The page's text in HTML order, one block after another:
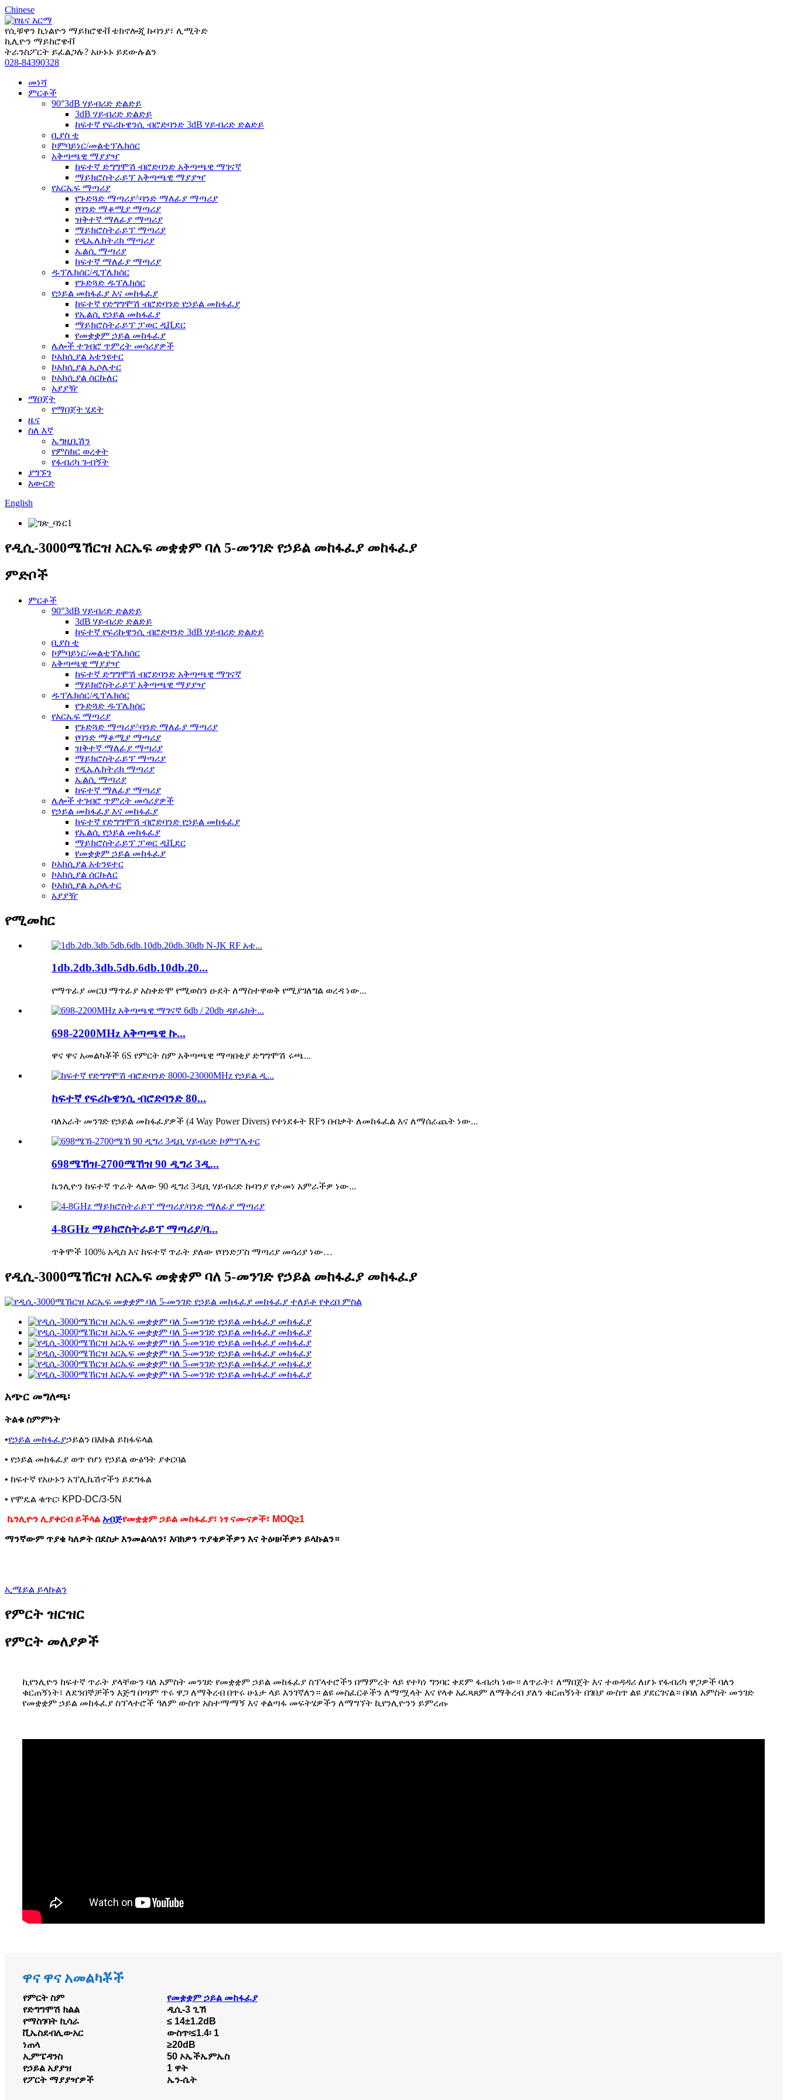
Chinese
የሲቹዋን ኪነልዮን ማይክሮዌቭ ቴክኖሎጂ ኩባንያ፣ ሊሚትድ
ኪሊዮን ማይክሮዌቭ
ትራንስፖርት ይፈልጋሉ? አሁኑኑ ይደውሉልን
028-84390328
መነሻ
ምርቶች
90°3dB ሃይብሪድ ድልድይ
3dB ሃይብሪድ ድልድይ
ከፍተኛ የፍሪኩዌንሲ ብሮድባንድ 3dB ሃይብሪድ ድልድይ
ቢያስ ቲ
ኮምባይነር/መልቲፕሌክሰር
አቅጣጫዊ ማያያዣ
ከፍተኛ ድግግሞሽ ብሮድባንድ አቅጣጫዊ ማገናኛ
ማይክሮስትራይፕ አቅጣጫዊ ማያያዣ
የአርኤፍ ማጣሪያ
የጉድጓድ ማጣሪያ^ባንድ ማለፊያ ማጣሪያ
የባንድ ማቆሚያ ማጣሪያ
ዝቅተኛ ማለፊያ ማጣሪያ
ማይክሮስትራይፕ ማጣሪያ
የዲኤሌክትሪክ ማጣሪያ
ኤልሲ ማጣሪያ
ከፍተኛ ማለፊያ ማጣሪያ
ዱፕሌክሰር/ዲፕሌክሰር
የጉድጓድ ዱፕሌክሰር
የኃይል መከፋፈያ እና መከፋፈያ
ከፍተኛ የድግግሞሽ ብሮድባንድ የኃይል መከፋፈያ
የኤልሲ የኃይል መከፋፈያ
ማይክሮስትራይፕ ፓወር ዲቪደር
የመቋቋም ኃይል መከፋፈያ
ሌሎች ተገብሮ ጥምረት መሳሪያዎች
ኮአክሲያል አቴንዩተር
ኮአክሲያል ኢሶሌተር
ኮአክሲያል ሰርኩለር
አያያዥ
ማበጀት
የማበጀት ሂደት
ዜና
ስለ እኛ
ኤግዚቢሽን
የምስክር ወረቀት
የፋብሪካ ጉብኝት
ያግኙን
አውርድ
English
የዲሲ-3000ሜኸርዝ አርኤፍ መቋቋም ባለ 5-መንገድ የኃይል መከፋፈያ መከፋፈያ
ምድቦች
ምርቶች
90°3dB ሃይብሪድ ድልድይ
3dB ሃይብሪድ ድልድይ
ከፍተኛ የፍሪኩዌንሲ ብሮድባንድ 3dB ሃይብሪድ ድልድይ
ቢያስ ቲ
ኮምባይነር/መልቲፕሌክሰር
አቅጣጫዊ ማያያዣ
ከፍተኛ ድግግሞሽ ብሮድባንድ አቅጣጫዊ ማገናኛ
ማይክሮስትራይፕ አቅጣጫዊ ማያያዣ
ዱፕሌክሰር/ዲፕሌክሰር
የጉድጓድ ዱፕሌክሰር
የአርኤፍ ማጣሪያ
የጉድጓድ ማጣሪያ^ባንድ ማለፊያ ማጣሪያ
የባንድ ማቆሚያ ማጣሪያ
ዝቅተኛ ማለፊያ ማጣሪያ
ማይክሮስትራይፕ ማጣሪያ
የዲኤሌክትሪክ ማጣሪያ
ኤልሲ ማጣሪያ
ከፍተኛ ማለፊያ ማጣሪያ
ሌሎች ተገብሮ ጥምረት መሳሪያዎች
የኃይል መከፋፈያ እና መከፋፈያ
ከፍተኛ የድግግሞሽ ብሮድባንድ የኃይል መከፋፈያ
የኤልሲ የኃይል መከፋፈያ
ማይክሮስትራይፕ ፓወር ዲቪደር
የመቋቋም ኃይል መከፋፈያ
ኮአክሲያል አቴንዩተር
ኮአክሲያል ሰርኩለር
ኮአክሲያል ኢሶሌተር
አያያዥ
የሚመከር
1db.2db.3db.5db.6db.10db.20...
የማጥፊያ መርህ ማጥፊያ አስቀድሞ የሚወስን ዑደት ለማስተዋወቅ የሚያገለግል ወረዳ ነው...
698-2200MHz አቅጣጫዊ ኩ...
ዋና ዋና አመልካቾች 6S የምርት ስም አቅጣጫዊ ማጣበቂያ ድግግሞሽ ሩጫ...
ከፍተኛ የፍሪኩዌንሲ ብሮድባንድ 80...
ባለአራት መንገድ የኃይል መከፋፈያዎች (4 Way Power Divers) የተነደፉት RFን በብቃት ለመከፋፈል እና ለማሰራጨት ነው...
698ሜኸዝ-2700ሜኸዝ 90 ዲግሪ 3ዲ...
ኬንሊዮን ከፍተኛ ጥራት ላለው 90 ዲግሪ 3ዲቢ ሃይብሪድ ኩባንያ የታመነ አምራችዎ ነው...
4-8GHz ማይክሮስትራይፕ ማጣሪያ/ባ...
ጥቅሞች 100% አዲስ እና ከፍተኛ ጥራት ያለው የባንድፓስ ማጣሪያ መሳሪያ ነው…
የዲሲ-3000ሜኸርዝ አርኤፍ መቋቋም ባለ 5-መንገድ የኃይል መከፋፈያ መከፋፈያ
አጭር መግለጫ፡
ትልቁ ስምምነት
•የኃይል መከፋፈያኃይልን በእኩል ይከፋፍላል
• የኃይል መከፋፈያ ወጥ የሆነ የኃይል ውፅዓት ያቀርባል
• ከፍተኛ የአሁኑን አፕሊኬሽኖችን ይደግፋል
• የሞዴል ቁጥር፡ KPD-DC/3-5N
ኬንሊዮን ሊያቀርብ ይችላል አብጅየመቋቋም ኃይል መከፋፈያ፣ ነፃ ናሙናዎች፣ MOQ≥1
ማንኛውም ጥያቄ ካለዎት በደስታ እንመልሳለን፣ እባክዎን ጥያቄዎችዎን እና ትዕዛዞችዎን ይላኩልን።
ኢሜይል ይላኩልን
የምርት ዝርዝር
የምርት መለያዎች
ኪየንሊዮን ከፍተኛ ጥራት ያላቸውን ባለ አምስት መንገድ የመቋቋም ኃይል መከፋፈያ ስፕላተሮችን በማምረት ላይ የተካነ ግንባር ቀደም ፋብሪካ ነው። ለጥራት፣ ለማበጀት እና ተወዳዳሪ ለሆኑ የፋብሪካ ዋጋዎች ባለን
ቁርጠኝነት፣ ለደንበኞቻችን እጅግ በጣም ጥሩ ዋጋ ለማቅረብ በጥሩ ሁኔታ ላይ እንገኛለን። ልዩ መስፈርቶችን ለማሟላት እና የላቀ አፈጻጸም ለማቅረብ ያለን ቁርጠኝነት በገበያ ውስጥ ልዩ ያደርገናል። በባለ አምስት መንገድ
የመቋቋም ኃይል መከፋፈያ ስፕላተሮች ዓለም ውስጥ አስተማማኝ እና ቀልጣፋ መፍትሄዎችን ለማግኘት ኪየንሊዮንን ይምረጡ
ዋና ዋና አመልካቾች
የምርት ስም
የመቋቋም ኃይል መከፋፈያ
የድግግሞሽ ክልል
ዲሲ-3 ጊኸ
የማስገባት ኪሳራ
≤ 14±1.2dB
ቪኤስደብሊውአር
ውስጥ፡≤1.4፡ 1
ነጠላ
≥20dB
ኢምፔዳንስ
50 ኦኤችኤምኤስ
የኃይል አያያዝ
1 ዋት
የፖርት ማያያዣዎች
ኤን-ሴት